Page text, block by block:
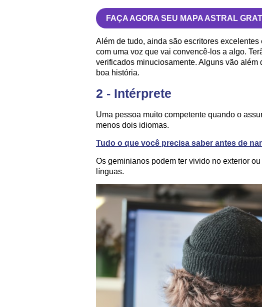
FAÇA AGORA SEU MAPA ASTRAL
Além de tudo, ainda são escritores
com uma voz que vai convencê-los a algo.
verificados minuciosamente. Alguns vão
boa história.
2 - Intérprete
Uma pessoa muito competente quando o
menos dois idiomas.
Tudo o que você precisa saber antes de
Os geminianos podem ter vivido no exterior
línguas.